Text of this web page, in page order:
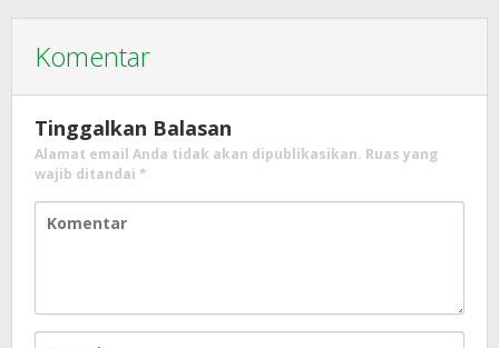
Komentar
Tinggalkan Balasan
Alamat email Anda tidak akan dipublikasikan. Ruas yang
wajib ditandai *